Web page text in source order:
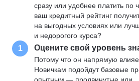
сразу или удобнее платить по
ваш кредитный рейтинг
на выгодных условиях или
и недорогого курса?
1 Оцените свой уровень
Потому что он напрямую
Новичкам подойдут базовые